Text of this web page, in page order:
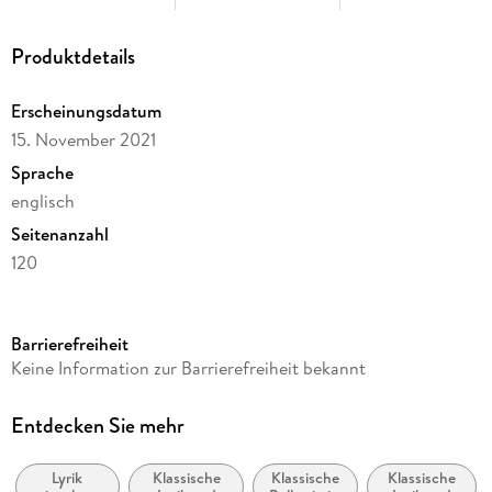
Produktdetails
Erscheinungsdatum
15. November 2021
Sprache
englisch
Seitenanzahl
120
Autor/Autorin
Verlag/Hersteller
Produktart
Barrierefreiheit
Keine Information zur Barrierefreiheit bekannt
Entdecken Sie mehr
Lyrik
Klassische
Klassische
Klassische